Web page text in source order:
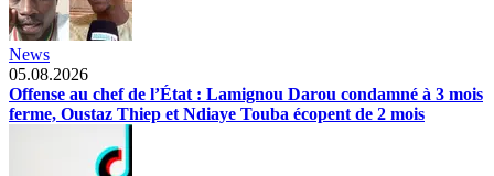
News
05.08.2026
Offense au chef de l’État : Lamignou Darou condamné à 3 mois
ferme, Oustaz Thiep et Ndiaye Touba écopent de 2 mois